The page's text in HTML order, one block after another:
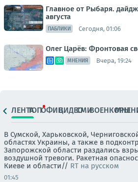
Главное от Рыбаря.
августа
ПАБЛИКИ Сегодня, 01:06
Олег Царёв: Фронтовая
МНЕНИЯ Вчера, 19:24
ЛЕНТАТОПОФИЦ.ВИДЕОСМИВОЕНКОРЫ
В Сумской, Харьковской,
областях Украины, а также в
Запорожской области раздались
воздушной тревоги. Ракетная
Киеве и области// RT на русском
01:45